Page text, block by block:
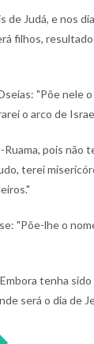
de Judá, e nos
filhos,
"Põe nele
o arco de
pois não
terei
"Põe-lhe o
tenha
será o dia de